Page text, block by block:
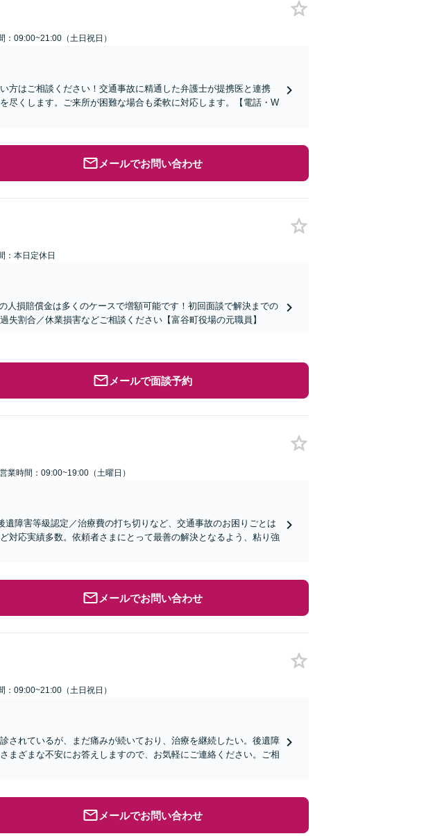
：09:00~21:00（土日祝日）
方はご相談ください！交通事故に精通した弁護士が提携医と連携
尽くします。ご来所が困難な場合も柔軟に対応します。【電話・W
メールでお問い合わせ
：本日定休日
人損賠償金は多くのケースで増額可能です！初回面談で解決までの
失割合／休業損害などご相談ください【富谷町役場の元職員】
メールで面談予約
営業時間：09:00~19:00（土曜日）
遺障害等級認定／治療費の打ち切りなど、交通事故のお困りごとは
対応実績多数。依頼者さまにとって最善の解決となるよう、粘り強
メールでお問い合わせ
：09:00~21:00（土日祝日）
されているが、まだ痛みが続いており、治療を継続したい。後遺障
まざまな不安にお答えしますので、お気軽にご連絡ください。ご相
メールでお問い合わせ